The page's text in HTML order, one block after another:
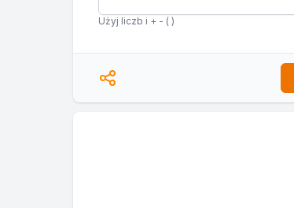
Użyj liczb i + - ( )